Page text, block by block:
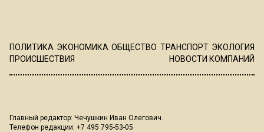
ПОЛИТИКА ЭКОНОМИКА ОБЩЕСТВО ТРАНСПОРТ ЭКОЛОГИЯ
ПРОИСШЕСТВИЯ
НОВОСТИ КОМПАНИЙ
Главный редактор: Чечушкин Иван Олегович.
Телефон редакции: +7 495 795-53-05